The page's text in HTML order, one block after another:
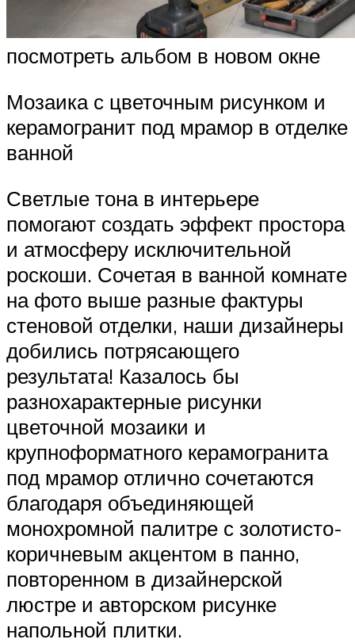
посмотреть альбом в новом окне
Мозаика с цветочным рисунком и
керамогранит под мрамор в отделке
ванной
Светлые тона в интерьере
помогают создать эффект простора
и атмосферу исключительной
роскоши. Сочетая в ванной комнате
на фото выше разные фактуры
стеновой отделки, наши дизайнеры
добились потрясающего
результата! Казалось бы
разнохарактерные рисунки
цветочной мозаики и
крупноформатного керамогранита
под мрамор отлично сочетаются
благодаря объединяющей
монохромной палитре с золотисто-
коричневым акцентом в панно,
повторенном в дизайнерской
люстре и авторском рисунке
напольной плитки.